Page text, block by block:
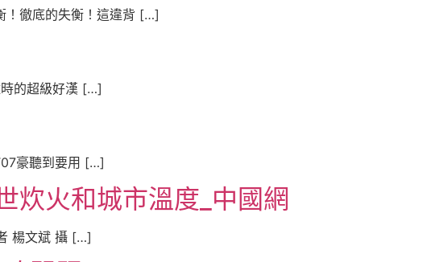
！徹底的失衡！這違背 […]
的超級好漢 […]
豪聽到要用 […]
炊火和城市溫度_中國網
楊文斌 攝 […]